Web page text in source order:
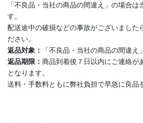
「不良品・当社の商品の間違え」の場合は
す。
配送途中の破損などの事故がございました
ださい。
返品対象：
「不良品・当社の商品の間違え
返品期限： 商品到着後７日以内にご連絡が
となります。
送料・手数料ともに弊社負担で早急に良品